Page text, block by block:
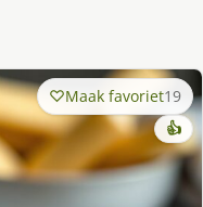
Maak favoriet19
👍